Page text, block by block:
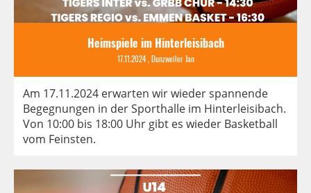
Heimspiele im Hinterleisibach
17.11.2024, Dunzweiler Jan
Am 17.11.2024 erwarten wir wieder spannende
Begegnungen in der Sporthalle im Hinterleisibach.
Von 10:00 bis 18:00 Uhr gibt es wieder Basketball
vom Feinsten.